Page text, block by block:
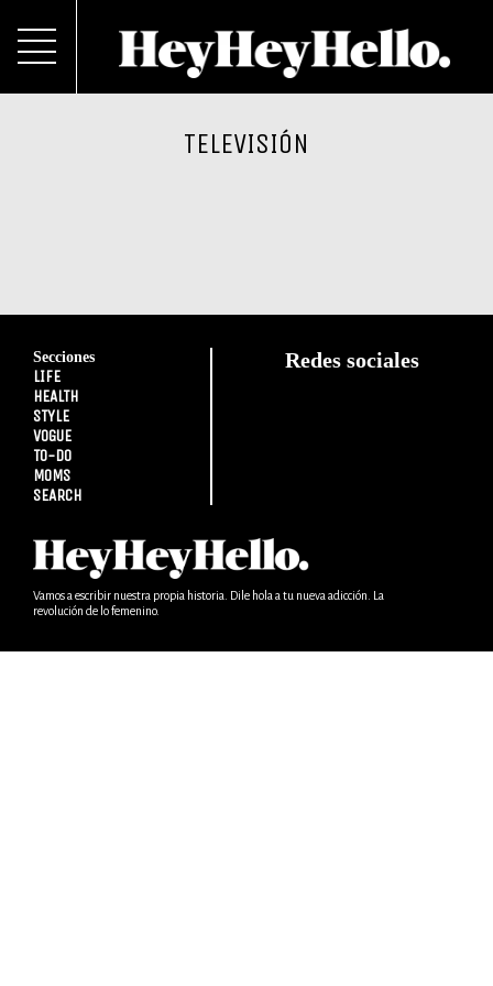
TELEVISIÓN
Secciones
LIFE
HEALTH
STYLE
VOGUE
TO-DO
MOMS
SEARCH
Redes sociales
Vamos a escribir nuestra propia historia. Dile hola a tu nueva adicción. La
revolución de lo femenino.